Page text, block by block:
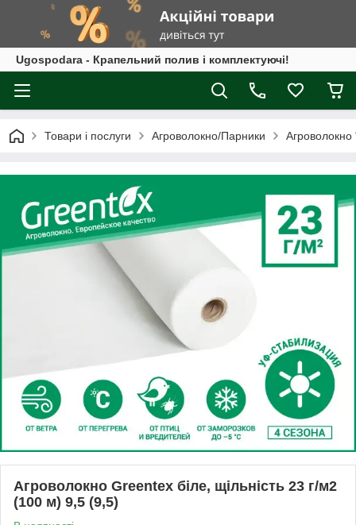
Ugospodara - Крапельний полив і комплектуючі!
Товари і послуги Агроволокно/Парники
Агроволокно Greentex біле, щільність 23 г/м2
(100 м) 9,5 (9,5)